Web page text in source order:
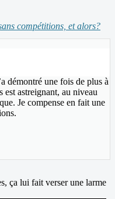
compétitions, et alors?
démontré une fois de plus à
astreignant, au niveau
Je compense en fait une
ça lui fait verser une larme